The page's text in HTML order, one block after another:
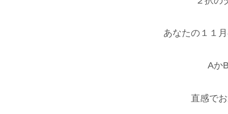
あなたの１１
Aか
直感で